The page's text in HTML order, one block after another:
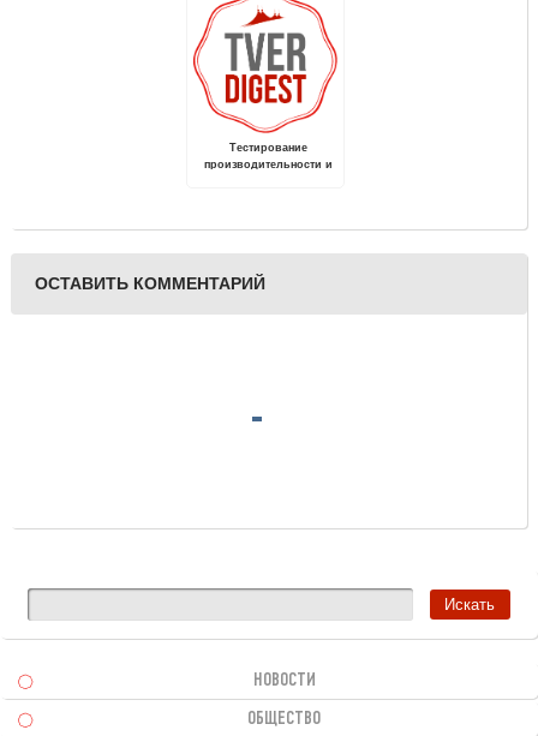
Тестирование
производительности и
ОСТАВИТЬ КОММЕНТАРИЙ
НОВОСТИ
ОБЩЕСТВО